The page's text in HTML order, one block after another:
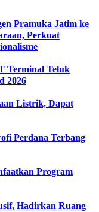
Pramuka Jatim ke
Perkuat
Terminal Teluk
2026
Listrik, Dapat
Perdana Terbang
Program
Hadirkan Ruang